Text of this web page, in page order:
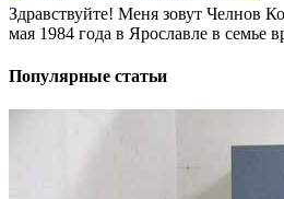
Здравствуйте! Меня зовут Челнов
мая 1984 года в Ярославле в семье
Популярные статьи